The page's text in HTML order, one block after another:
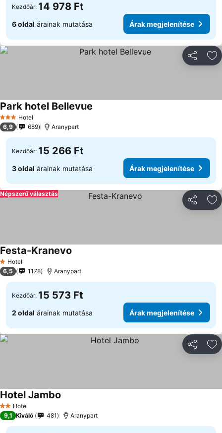
Kezdőár: 14 978 Ft
6 oldal árainak mutatása Árak megjelenítése
3 Kategória
Hotel
Park hotel Bellevue
6,9 689 Aranypart
Kezdőár: 15 266 Ft
3 oldal árainak mutatása Árak megjelenítése
Népszerű választás
1 Kategória
Hotel
Festa-Kranevo
6,5 1178 Aranypart
Kezdőár: 15 573 Ft
2 oldal árainak mutatása Árak megjelenítése
2 Kategória
Hotel
Hotel Jambo
9,1 Kiváló 481 Aranypart